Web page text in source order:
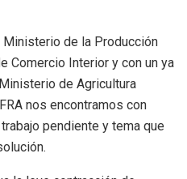
de la Producción
Comercio Interior y con un ya
de Agricultura
nos encontramos con
pendiente y tema que